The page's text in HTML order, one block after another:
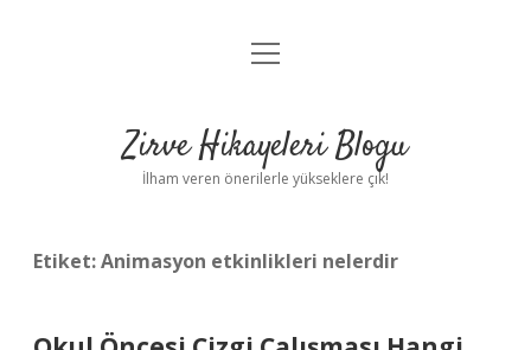
Anasayfa
Yasal Uyarı
menüyü
Zirve Hikayeleri Blogu
İlham veren önerilerle yükseklere çık!
Etiket:Animasyon etkinlikleri nelerdir